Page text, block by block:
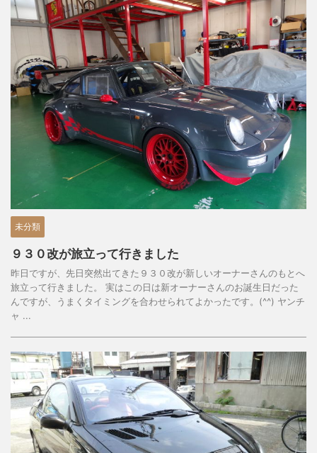
未分類
９３０改が旅立って行きました
昨日ですが、先日突然出てきた９３０改が新しいオーナーさんのもとへ
旅立って行きました。 実はこの日は新オーナーさんのお誕生日だった
んですが、うまくタイミングを合わせられてよかったです。(^^) ヤンチ
ャ ...